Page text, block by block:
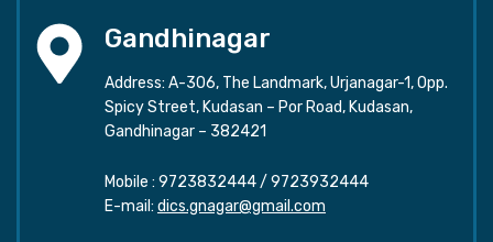
Gandhinagar
Address: A-306, The Landmark, Urjanagar-1, Opp.
Spicy Street, Kudasan – Por Road, Kudasan,
Gandhinagar – 382421
Mobile : 9723832444/ 9723932444
E-mail: dics.gnagar@gmail.com